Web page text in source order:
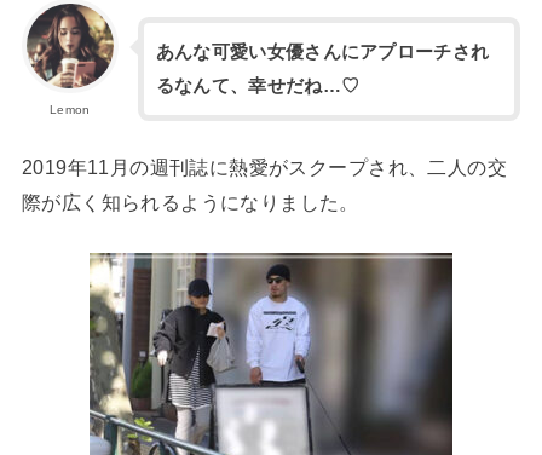
Lemon
あんな可愛い女優さんにアプローチされ
るなんて、幸せだね…♡
2019年11月の週刊誌に熱愛がスクープされ、二人の交
際が広く知られるようになりました。